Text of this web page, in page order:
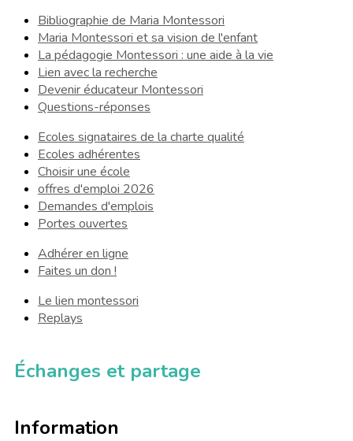
Bibliographie de Maria Montessori
Maria Montessori et sa vision de l'enfant
La pédagogie Montessori : une aide à la vie
Lien avec la recherche
Devenir éducateur Montessori
Questions-réponses
Ecoles signataires de la charte qualité
Ecoles adhérentes
Choisir une école
offres d'emploi 2026
Demandes d'emplois
Portes ouvertes
Adhérer en ligne
Faites un don !
Le lien montessori
Replays
Échanges et partage
Information